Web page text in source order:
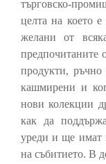
търговско-
целта на което
желани от
предпочитаните
продукти, ръчно
кашмирени и
нови колекции
как да
уреди и ще имат
на събитието. В